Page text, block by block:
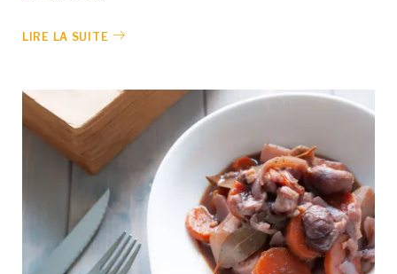
LIRE LA SUITE